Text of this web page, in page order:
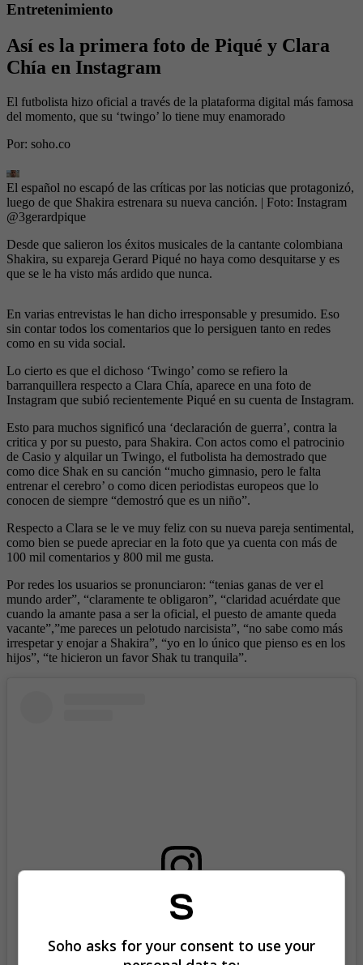
Entretenimiento
Así es la primera foto de Piqué y Clara
Chía en Instagram
El futbolista hizo oficial a través de la plataforma digital más famosa
del momento, que su ‘twingo’ lo tiene muy enamorado
Por: soho.co
El español no escapó de las críticas por las noticias que protagonizó,
luego de que Shakira estrenara su nueva canción. | Foto: Instagram
@3gerardpique
Desde que salieron los éxitos musicales de la cantante colombiana
Shakira, su expareja Gerard Piqué no haya como desquitarse y es
que se le ha visto más ardido que nunca.
En varias entrevistas le han dicho irresponsable y presumido. Eso
sin contar todos los comentarios que lo persiguen tanto en redes
como en su vida social.
Lo cierto es que el dichoso ‘Twingo’ como se refiero la
barranquillera respecto a Clara Chía, aparece en una foto de
Instagram que subió recientemente Piqué en su cuenta de Instagram.
Esto para muchos significó una ‘declaración de guerra’, contra la
critica y por su puesto, para Shakira. Con actos como el patrocinio
de Casio y alquilar un Twingo, el futbolista ha demostrado que
como dice Shak en su canción “mucho gimnasio, pero le falta
entrenar el cerebro’ o como dicen periodistas europeos que lo
conocen de siempre “demostró que es un niño”.
Respecto a Clara se le ve muy feliz con su nueva pareja sentimental,
como bien se puede apreciar en la foto que ya cuenta con más de
100 mil comentarios y 800 mil me gusta.
Por redes los usuarios se pronunciaron: “tenias ganas de ver el
mundo arder”, “claramente te obligaron”, “claridad acuérdate que
cuando la amante pasa a ser la oficial, el puesto de amante queda
vacante”,”me pareces un pelotudo narcisista”, “no sabe como más
irrespetar y enojar a Shakira”, “yo en lo único que pienso es en los
hijos”, “te hicieron un favor Shak tu tranquila”.
View this post on Instagram
Soho asks for your consent to use your